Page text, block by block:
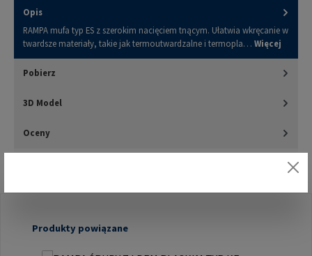
Opis
RAMPA mufa typ ES z szerokim nacięciem tnącym. Ułatwia wkręcanie w
twardsze materiały, takie jak termoutwardzalne i termopla… Więcej
Pobierz
3D Model
Oceny
Pomiń galerię produktów
Produkty powiązane